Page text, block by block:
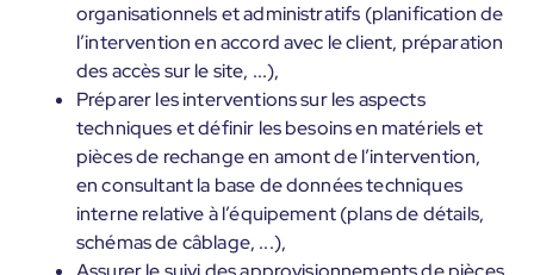
organisationnels et administratifs (planification de
l’intervention en accord avec le client, préparation
des accès sur le site, ...),
Préparer les interventions sur les aspects
techniques et définir les besoins en matériels et
pièces de rechange en amont de l’intervention,
en consultant la base de données techniques
interne relative à l’équipement (plans de détails,
schémas de câblage, ...),